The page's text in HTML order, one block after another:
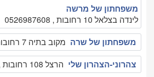
משפחתון של מרשה
לינדה בצלאל 10 רחובות , 0526987608
משפחתון של שרה מקוב בתיה 7 רחובות , 089456716
צהרוני-הצהרון שלי הרצל 108 רחובות , 0546554401